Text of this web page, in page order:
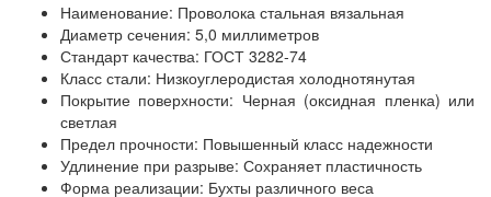
Наименование: Проволока стальная вязальная
Диаметр сечения: 5,0 миллиметров
Стандарт качества: ГОСТ 3282-74
Класс стали: Низкоуглеродистая холоднотянутая
Покрытие поверхности: Черная (оксидная пленка) или
светлая
Предел прочности: Повышенный класс надежности
Удлинение при разрыве: Сохраняет пластичность
Форма реализации: Бухты различного веса